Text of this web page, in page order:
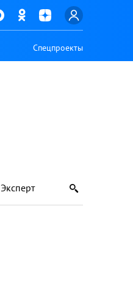
Спецпроекты
Эксперт